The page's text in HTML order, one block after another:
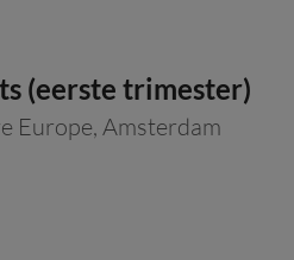
(eerste trimester)
Europe, Amsterdam